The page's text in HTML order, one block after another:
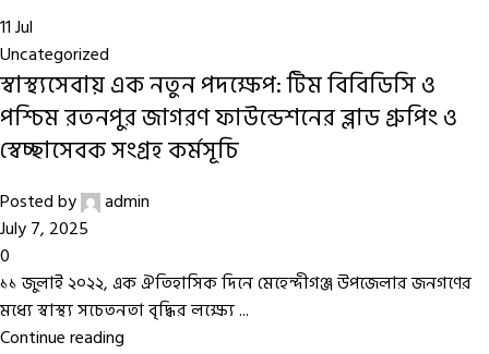
11Jul
Uncategorized
স্বাস্থ্যসেবায় এক নতুন পদক্ষেপ: টিম বিবিডিসি ও
পশ্চিম রতনপুর জাগরণ ফাউন্ডেশনের ব্লাড গ্রুপিং ও
স্বেচ্ছাসেবক সংগ্রহ কর্মসূচি
Posted by
admin
July 7, 2025
0
১১ জুলাই ২০২২, এক ঐতিহাসিক দিনে মেহেন্দীগঞ্জ উপজেলার জনগণের
মধ্যে স্বাস্থ্য সচেতনতা বৃদ্ধির লক্ষ্যে ...
Continue reading